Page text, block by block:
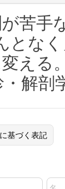
が苦手
とな
える
解剖
基づく表記
名前